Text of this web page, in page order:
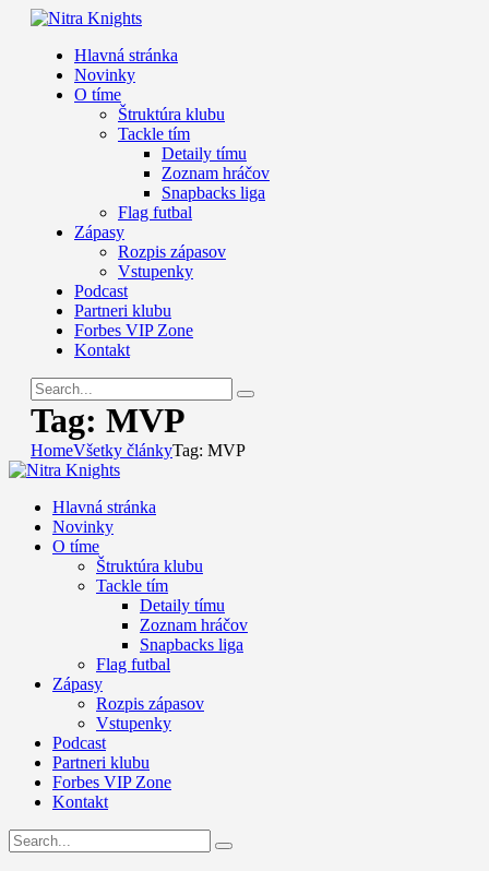
Hlavná stránka
Novinky
O tíme
Štruktúra klubu
Tackle tím
Detaily tímu
Zoznam hráčov
Snapbacks liga
Flag futbal
Zápasy
Rozpis zápasov
Vstupenky
Podcast
Partneri klubu
Forbes VIP Zone
Kontakt
Tag: MVP
HomeVšetky článkyTag: MVP
Hlavná stránka
Novinky
O tíme
Štruktúra klubu
Tackle tím
Detaily tímu
Zoznam hráčov
Snapbacks liga
Flag futbal
Zápasy
Rozpis zápasov
Vstupenky
Podcast
Partneri klubu
Forbes VIP Zone
Kontakt